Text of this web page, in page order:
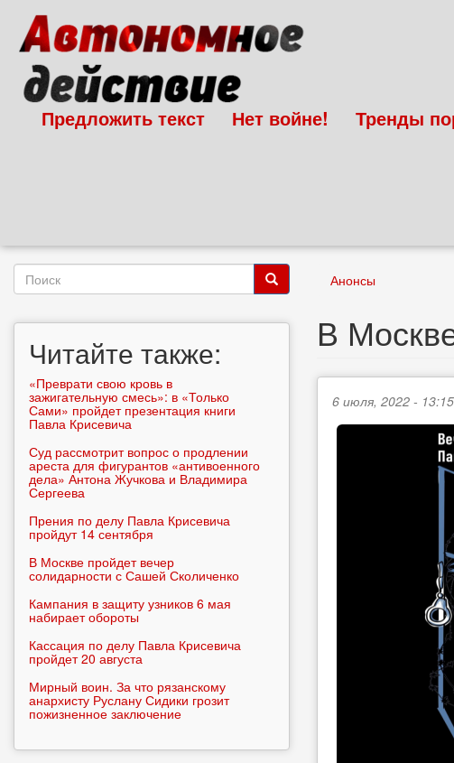
основному
содержанию
Предложить текст Нет войне! Тренды
Анонсы
В
6 июля, 2022 -
Форма
Читайте также:
«Преврати свою кровь в
зажигательную смесь»: в «Только
Сами» пройдет презентация книги
Павла Крисевича
Суд рассмотрит вопрос о продлении
ареста для фигурантов «антивоенного
дела» Антона Жучкова и Владимира
Сергеева
Прения по делу Павла Крисевича
пройдут 14 сентября
В Москве пройдет вечер
солидарности с Сашей Сколиченко
Кампания в защиту узников 6 мая
набирает обороты
Кассация по делу Павла Крисевича
пройдет 20 августа
Мирный воин. За что рязанскому
анархисту Руслану Сидики грозит
пожизненное заключение